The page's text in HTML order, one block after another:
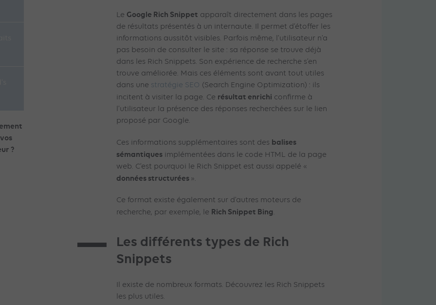
?
Le Google Rich Snippet apparaît directement dans les pages
de résultats présentés à un internaute. Il permet d’étoffer les
informations aussitôt visibles. Parfois même, l’utilisateur n’a
pas besoin de consulter le site : sa réponse se trouve déjà
dans les Rich Snippets. Son expérience de recherche s’en
trouve améliorée. Mais ces éléments sont avant tout utiles
dans une stratégie SEO (Search Engine Optimization) : ils
incitent à visiter la page. Ce résultat enrichi confirme à
l’utilisateur la présence des réponses recherchées sur le lien
proposé par Google.
Ces informations supplémentaires sont des balises
sémantiques implémentées dans le code HTML de la page
web. C’est pourquoi le Rich Snippet est aussi appelé «
données structurées ».
Ce format existe également sur d’autres moteurs de
recherche, par exemple, le Rich Snippet Bing.
Les différents types de Rich
Snippets
Il existe de nombreux formats. Découvrez les Rich Snippets
les plus utiles.